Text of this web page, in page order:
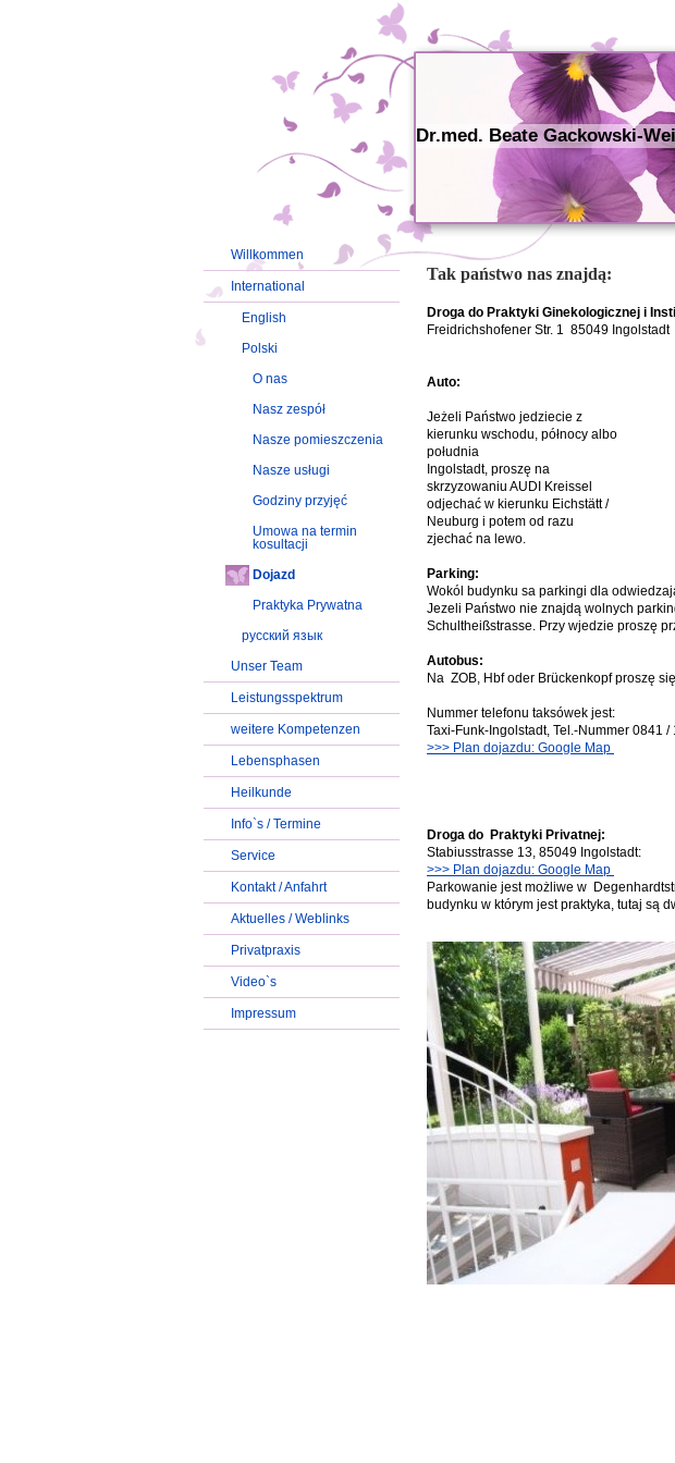
Dr.med. Beate Gackowski-
Willkommen
International
English
Polski
O nas
Nasz zespół
Nasze pomieszczenia
Nasze usługi
Godziny przyjęć
Umowa na termin
kosultacji
Dojazd
Praktyka Prywatna
русский язык
Unser Team
Leistungsspektrum
weitere Kompetenzen
Lebensphasen
Heilkunde
Info`s / Termine
Service
Kontakt / Anfahrt
Aktuelles / Weblinks
Privatpraxis
Video`s
Impressum
Tak państwo nas znajdą:
Droga do Praktyki Ginekologicznej i
Freidrichshofener Str. 1 85049 Ingolstadt
Auto:
Jeżeli Państwo jedziecie z
kierunku wschodu, północy albo
południa
Ingolstadt, proszę na
skrzyzowaniu AUDI Kreissel
odjechać w kierunku Eichstätt /
Neuburg i potem od razu
zjechać na lewo.
Parking:
Wokól budynku sa parkingi dla
Jezeli Państwo nie znajdą wolnych
Schultheißstrasse. Przy wjedzie proszę
Autobus:
Na ZOB, Hbf oder Brückenkopf proszę
Nummer telefonu taksówek jest:
Taxi-Funk-Ingolstadt, Tel.-Nummer 0841 /
>>> Plan dojazdu: Google Map
Droga do Praktyki Privatnej:
Stabiusstrasse 13, 85049 Ingolstadt:
>>> Plan dojazdu: Google Map
Parkowanie jest możliwe w
budynku w którym jest praktyka, tutaj są